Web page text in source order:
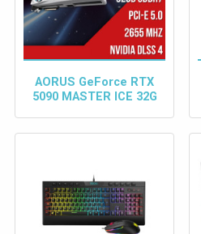
AORUS GeForce RTX
5090 MASTER ICE 32G